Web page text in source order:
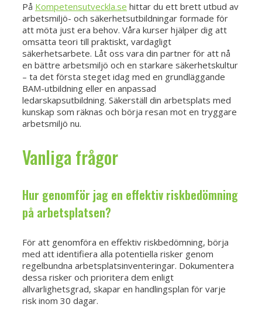
På Kompetensutveckla.se hittar du ett brett utbud av
arbetsmiljö- och säkerhetsutbildningar formade för
att möta just era behov. Våra kurser hjälper dig att
omsätta teori till praktiskt, vardagligt
säkerhetsarbete. Låt oss vara din partner för att nå
en bättre arbetsmiljö och en starkare säkerhetskultur
– ta det första steget idag med en grundläggande
BAM-utbildning eller en anpassad
ledarskapsutbildning. Säkerställ din arbetsplats med
kunskap som räknas och börja resan mot en tryggare
arbetsmiljö nu.
Vanliga frågor
Hur genomför jag en effektiv riskbedömning
på arbetsplatsen?
För att genomföra en effektiv riskbedömning, börja
med att identifiera alla potentiella risker genom
regelbundna arbetsplatsinventeringar. Dokumentera
dessa risker och prioritera dem enligt
allvarlighetsgrad, skapar en handlingsplan för varje
risk inom 30 dagar.